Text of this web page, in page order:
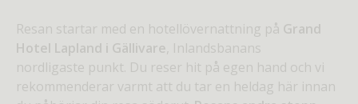
Resan startar med en hotellövernattning på Grand
Hotel Lapland i Gällivare , Inlandsbanans
nordligaste punkt. Du reser hit på egen hand och vi
rekommenderar varmt att du tar en heldag här innan